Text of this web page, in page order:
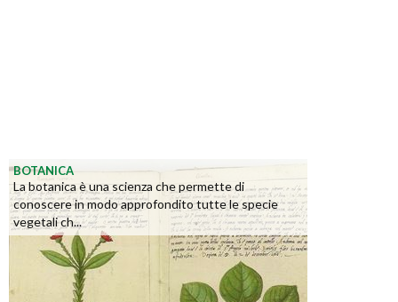
BOTANICA
La botanica è una scienza che permette di
conoscere in modo approfondito tutte le specie
vegetali ch...